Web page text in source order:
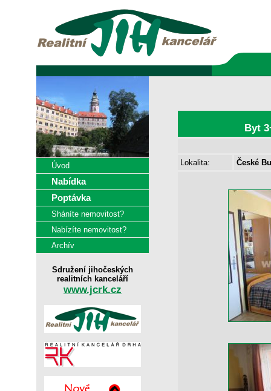
Úvod
Nabídka
Poptávka
Sháníte nemovitost?
Nabízíte nemovitost?
Archív
Sdružení jihočeských
realitních kanceláří
www.jcrk.cz
Byt
Lokalita: České